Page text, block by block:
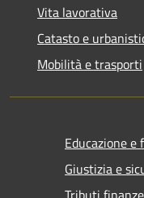
Vita lavorativa
Catasto e
Mobilità e trasporti
Educazione e
Giustizia e